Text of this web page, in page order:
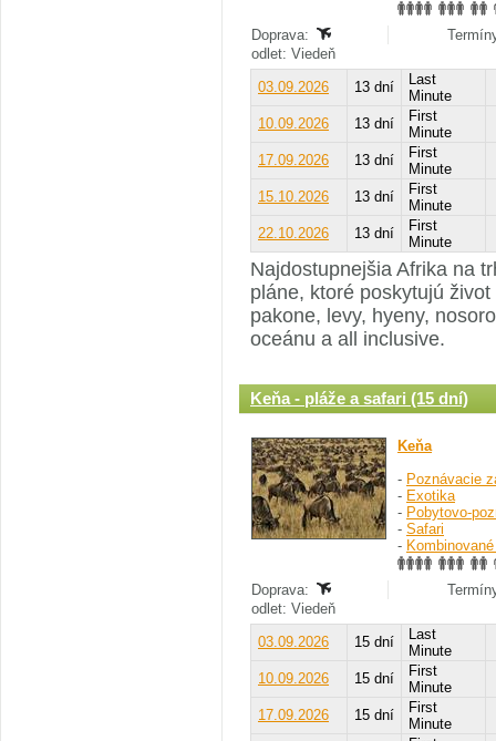
Doprava:
odlet: Viedeň
03.09.2026
13 dní
Last
Minute
10.09.2026
13 dní
First
Minute
17.09.2026
13 dní
First
Minute
15.10.2026
13 dní
First
Minute
22.10.2026
13 dní
First
Minute
Najdostupnejšia Afrika na
pláne, ktoré poskytujú
pakone, levy, hyeny,
oceánu a all inclusive.
Keňa - pláže a safari (15 dní)
Keňa
- Poznávacie
- Exotika
- Pobytovo-
- Safari
-
Doprava:
odlet: Viedeň
03.09.2026
15 dní
Last
Minute
10.09.2026
15 dní
First
Minute
17.09.2026
15 dní
First
Minute